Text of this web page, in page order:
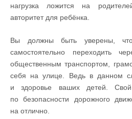
нагрузка ложится на
авторитет для ребёнка.
Вы должны быть уверены,
самостоятельно переходить
общественным транспортом,
себя на улице. Ведь в данном
и здоровье ваших детей.
по безопасности дорожного
на отлично.